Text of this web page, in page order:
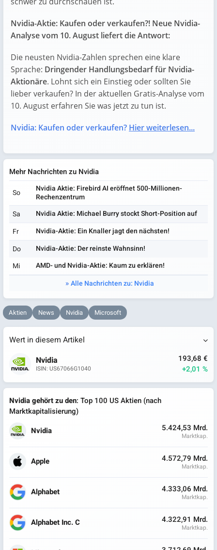
Nvidia-Aktie: Kaufen oder verkaufen?! Neue Nvidia-
Analyse vom 10. August liefert die Antwort:
Die neusten Nvidia-Zahlen sprechen eine klare
Sprache: Dringender Handlungsbedarf für Nvidia-
Aktionäre. Lohnt sich ein Einstieg oder sollten Sie
lieber verkaufen? In der aktuellen Gratis-Analyse vom
10. August erfahren Sie was jetzt zu tun ist.
Nvidia: Kaufen oder verkaufen? Hier weiterlesen...
Mehr Nachrichten zu Nvidia
So
Nvidia Aktie: Firebird AI eröffnet 500-Millionen-
Rechenzentrum
Sa
Nvidia Aktie: Michael Burry stockt Short-Position auf
Fr
Nvidia-Aktie: Ein Knaller jagt den nächsten!
Do
Nvidia-Aktie: Der reinste Wahnsinn!
Mi
AMD- und Nvidia-Aktie: Kaum zu erklären!
Alle Nachrichten zu: Nvidia
Aktien News Nvidia Microsoft
Wert in diesem Artikel
Nvidia
ISIN: US67066G1040
193,68 €
+2,01 %
Nvidia gehört zu den: Top 100 US Aktien (nach
Marktkapitalisierung)
Nvidia
5.424,53 Mrd.
Marktkap.
Apple 4.572,79 Mrd.
Marktkap.
Alphabet 4.333,06 Mrd.
Marktkap.
Alphabet Inc. C 4.322,91 Mrd.
Marktkap.